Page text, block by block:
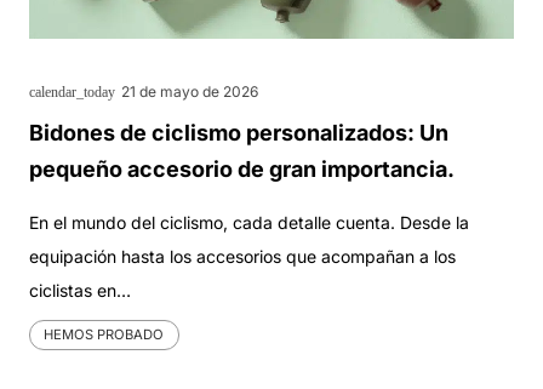
calendar_today 21 de mayo de 2026
Bidones de ciclismo personalizados: Un
pequeño accesorio de gran importancia.
En el mundo del ciclismo, cada detalle cuenta. Desde la
equipación hasta los accesorios que acompañan a los
ciclistas en…
HEMOS PROBADO